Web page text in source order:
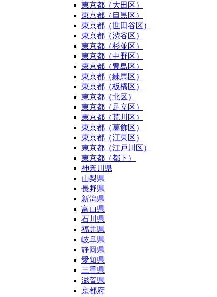
東京都（大田区）
東京都（目黒区）
東京都（世田谷区）
東京都（渋谷区）
東京都（杉並区）
東京都（中野区）
東京都（豊島区）
東京都（練馬区）
東京都（板橋区）
東京都（北区）
東京都（足立区）
東京都（荒川区）
東京都（葛飾区）
東京都（江東区）
東京都（江戸川区）
東京都（都下）
神奈川県
山梨県
長野県
新潟県
富山県
石川県
福井県
岐阜県
静岡県
愛知県
三重県
滋賀県
京都府